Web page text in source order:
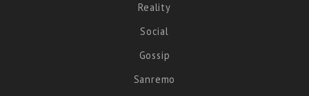
Reality
Social
Gossip
Sanremo